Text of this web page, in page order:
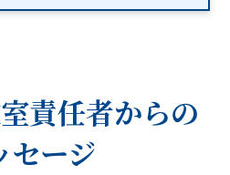
責任者からの
セージ